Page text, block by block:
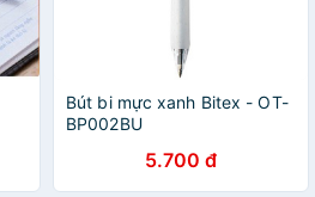
Bút bi mực xanh Bitex - OT-
BP002BU
5.700 đ